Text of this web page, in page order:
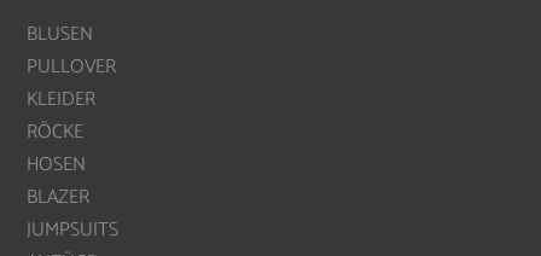
BLUSEN
PULLOVER
KLEIDER
RÖCKE
HOSEN
BLAZER
JUMPSUITS